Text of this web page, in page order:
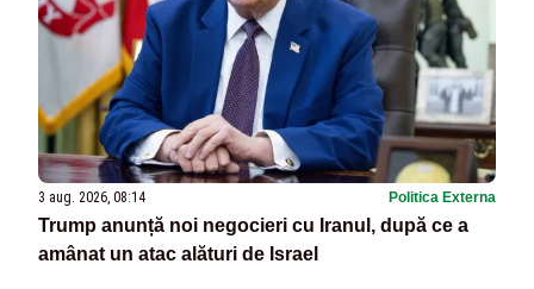
3 aug. 2026, 08:14 Politica Externa
Trump anunță noi negocieri cu Iranul, după ce a
amânat un atac alături de Israel